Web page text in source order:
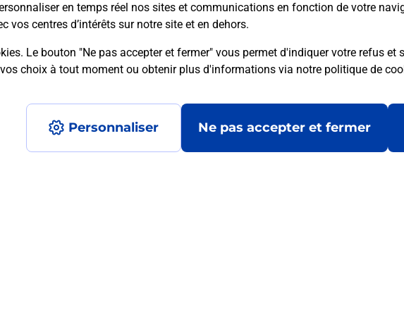
en temps réel nos sites et communications en fonction de votre
vos centres d’intérêts sur notre site et en dehors.
Le bouton "Ne pas accepter et fermer" vous permet d'indiquer votre refus et
choix à tout moment ou obtenir plus d'informations via notre politique de
Personnaliser Ne pas accepter et fermer
posées
d’alarme qu’est ce que c’est ?